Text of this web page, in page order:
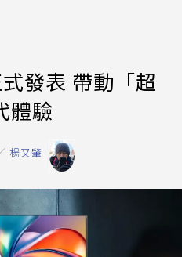
發表 帶動「超
體驗
楊又肇